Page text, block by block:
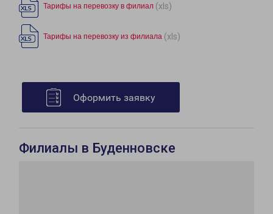
Тарифы на перевозку в филиал (xls)
Тарифы на перевозку из филиала (xls)
Оформить заявку
Филиалы в Буденновске